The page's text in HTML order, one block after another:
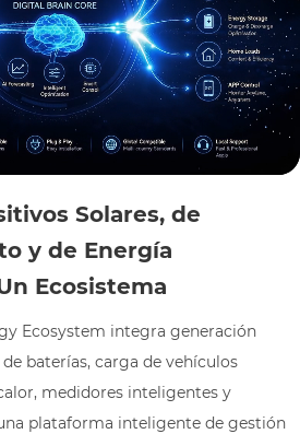
Solares, de
y de Energía
Ecosistema
Ecosystem integra generación
baterías, carga de vehículos
medidores inteligentes y
plataforma inteligente de gestión